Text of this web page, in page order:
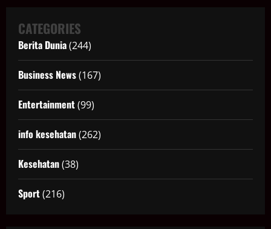
CATEGORIES
Berita Dunia(244)
Business News(167)
Entertainment(99)
info kesehatan(262)
Kesehatan(38)
Sport(216)